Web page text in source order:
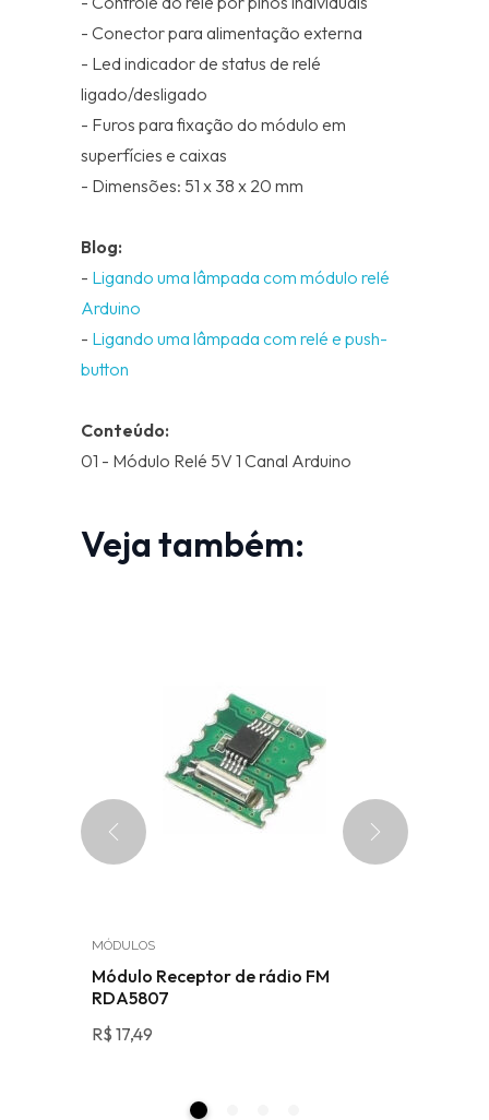
- Conector para alimentação externa
- Led indicador de status de relé
ligado/desligado
- Furos para fixação do módulo em
superfícies e caixas
- Dimensões: 51 x 38 x 20 mm
Blog:
- Ligando uma lâmpada com módulo relé
Arduino
- Ligando uma lâmpada com relé e push-
button
Conteúdo:
01 - Módulo Relé 5V 1 Canal Arduino
Veja também:
MÓDULOS
Módulo Receptor de rádio FM
RDA5807
R$ 17,49